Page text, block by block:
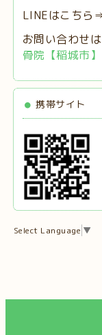
LINEはこちら
お問い合わせ
骨院【稲城市
携帯サイト
Select Language ▼